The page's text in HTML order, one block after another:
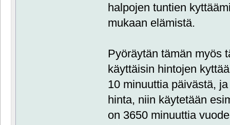
halpojen tuntien
mukaan elämistä.
Pyöräytän tämän myös
käyttäisin hintojen
10 minuuttia päivästä,
hinta, niin käytetään
on 3650 minuuttia